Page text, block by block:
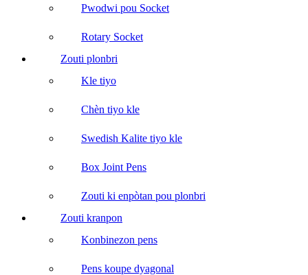
Pwodwi pou Socket
Rotary Socket
Zouti plonbri
Kle tiyo
Chèn tiyo kle
Swedish Kalite tiyo kle
Box Joint Pens
Zouti ki enpòtan pou plonbri
Zouti kranpon
Konbinezon pens
Pens koupe dyagonal